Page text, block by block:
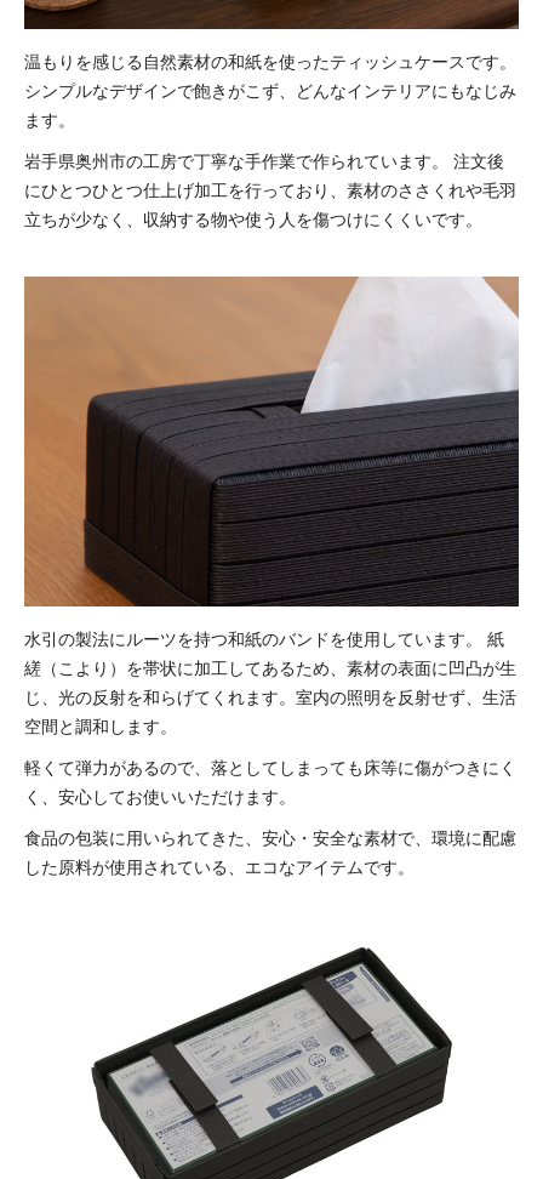
温もりを感じる自然素材の和紙を使ったティッシュケースです。
シンプルなデザインで飽きがこず、どんなインテリアにもなじみ
ます。
岩手県奥州市の工房で丁寧な手作業で作られています。
注文後
にひとつひとつ仕上げ加工を行っており、素材のささくれや毛羽
立ちが少なく、収納する物や使う人を傷つけにくくいです。
水引の製法にルーツを持つ和紙のバンドを使用しています。
紙
縒（こより）を帯状に加工してあるため、素材の表面に凹凸が生
じ、光の反射を和らげてくれます。 室内の照明を反射せず、生活
空間と調和します。
軽くて弾力があるので、落としてしまっても床等に傷がつきにく
く、安心してお使いいただけます。
食品の包装に用いられてきた、安心・安全な素材で、環境に配慮
した原料が使用されている、エコなアイテムです。